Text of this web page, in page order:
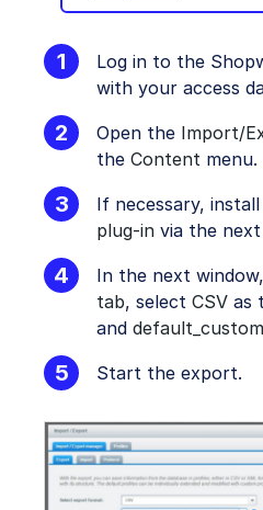
Log in to the
with your access
Open the Import/
the Content menu.
If necessary,
plug-in via the next
In the next
tab, select CSV as
and
Start the export.